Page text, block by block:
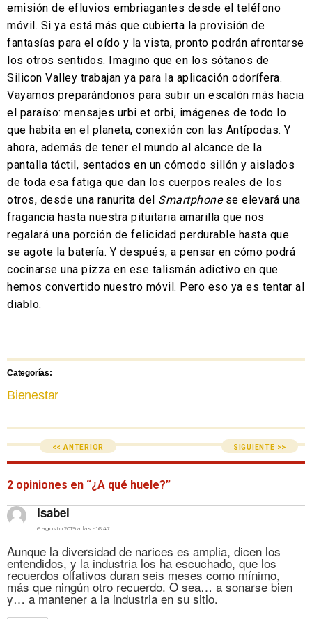
emisión de efluvios embriagantes desde el teléfono
móvil. Si ya está más que cubierta la provisión de
fantasías para el oído y la vista, pronto podrán afrontarse
los otros sentidos. Imagino que en los sótanos de
Silicon Valley trabajan ya para la aplicación odorífera.
Vayamos preparándonos para subir un escalón más hacia
el paraíso: mensajes urbi et orbi, imágenes de todo lo
que habita en el planeta, conexión con las Antípodas. Y
ahora, además de tener el mundo al alcance de la
pantalla táctil, sentados en un cómodo sillón y aislados
de toda esa fatiga que dan los cuerpos reales de los
otros, desde una ranurita del Smartphone se elevará una
fragancia hasta nuestra pituitaria amarilla que nos
regalará una porción de felicidad perdurable hasta que
se agote la batería. Y después, a pensar en cómo podrá
cocinarse una pizza en ese talismán adictivo en que
hemos convertido nuestro móvil. Pero eso ya es tentar al
diablo.
Categorías:
Bienestar
<< ANTERIOR SIGUIENTE >>
2 opiniones en “¿A qué huele?”
Isabeldice:
6 agosto 2019 a las - 16:47
Aunque la diversidad de narices es amplia, dicen los
entendidos, y la industria los ha escuchado, que los
recuerdos olfativos duran seis meses como mínimo,
más que ningún otro recuerdo. O sea… a sonarse bien
y… a mantener a la industria en su sitio.